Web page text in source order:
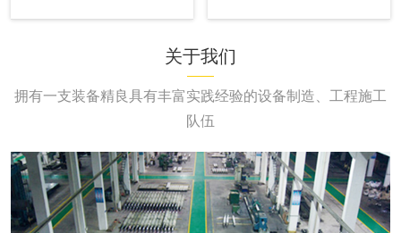
关于我们
拥有一支装备精良具有丰富实践经验的设备制造、工程施工
队伍